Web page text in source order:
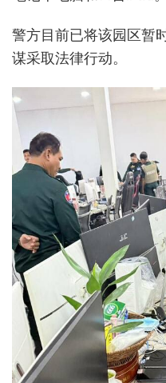
警方目前已将该园区暂
谋采取法律行动。